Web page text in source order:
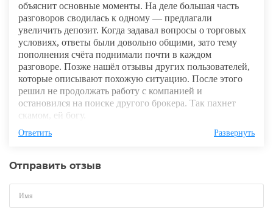
объяснит основные моменты. На деле большая часть
разговоров сводилась к одному — предлагали
увеличить депозит. Когда задавал вопросы о торговых
условиях, ответы были довольно общими, зато тему
пополнения счёта поднимали почти в каждом
разговоре. Позже нашёл отзывы других пользователей,
которые описывают похожую ситуацию. После этого
решил не продолжать работу с компанией и
остановился на поиске другого брокера. Так пахнет
скамом, ей богу.
Ответить Развернуть
Отправить отзыв